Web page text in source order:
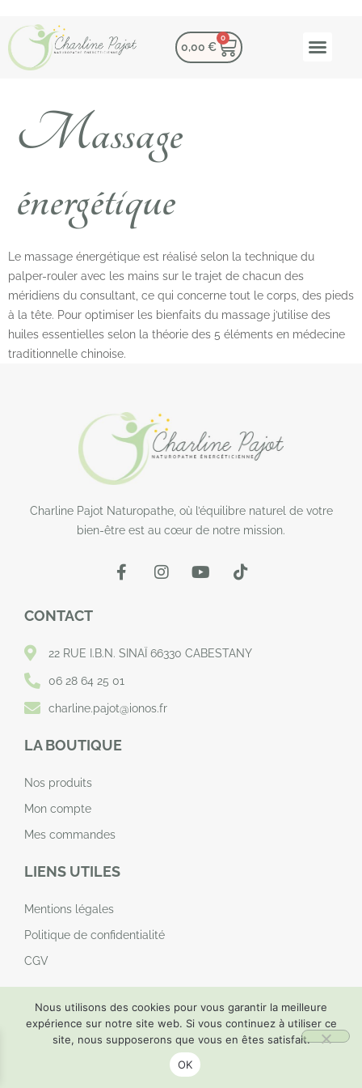
0,00 €
0
Massage
énergétique
Le massage énergétique est réalisé selon la technique du
palper-rouler avec les mains sur le trajet de chacun des
méridiens du consultant, ce qui concerne tout le corps, des pieds
à la tête. Pour optimiser les bienfaits du massage j’utilise des
huiles essentielles selon la théorie des 5 éléments en médecine
traditionnelle chinoise.
Charline Pajot Naturopathe, où l’équilibre naturel de votre
bien-être est au cœur de notre mission.
CONTACT
22 RUE I.B.N. SINAÏ 66330 CABESTANY
06 28 64 25 01
charline.pajot@ionos.fr
LA BOUTIQUE
Nos produits
Mon compte
Mes commandes
LIENS UTILES
Mentions légales
Politique de confidentialité
CGV
© charlinepajotnaturopathe.fr | 2024 | Tous droits réservés |
Réalisation by
Nous utilisons des cookies pour vous garantir la meilleure
expérience sur notre site web. Si vous continuez à utiliser ce
site, nous supposerons que vous en êtes satisfait.
OK